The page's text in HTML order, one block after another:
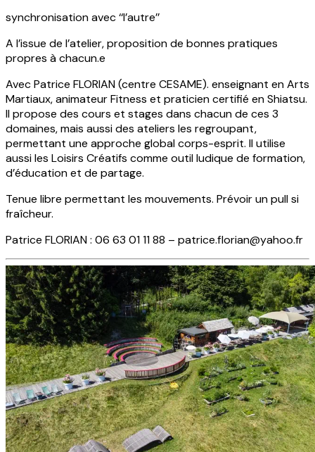
synchronisation avec ‘‘l’autre’’
A l’issue de l’atelier, proposition de bonnes pratiques
propres à chacun.e
Avec Patrice FLORIAN (centre CESAME). enseignant en Arts
Martiaux, animateur Fitness et praticien certifié en Shiatsu.
Il propose des cours et stages dans chacun de ces 3
domaines, mais aussi des ateliers les regroupant,
permettant une approche global corps-esprit. Il utilise
aussi les Loisirs Créatifs comme outil ludique de formation,
d’éducation et de partage.
Tenue libre permettant les mouvements. Prévoir un pull si
fraîcheur.
Patrice FLORIAN : 06 63 01 11 88 – patrice.florian@yahoo.fr